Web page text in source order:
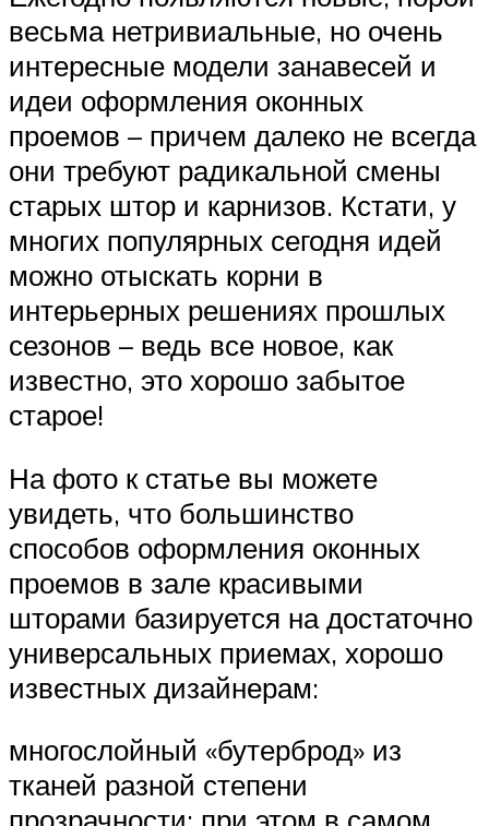
весьма нетривиальные, но очень
интересные модели занавесей и
идеи оформления оконных
проемов – причем далеко не всегда
они требуют радикальной смены
старых штор и карнизов. Кстати, у
многих популярных сегодня идей
можно отыскать корни в
интерьерных решениях прошлых
сезонов – ведь все новое, как
известно, это хорошо забытое
старое!
На фото к статье вы можете
увидеть, что большинство
способов оформления оконных
проемов в зале красивыми
шторами базируется на достаточно
универсальных приемах, хорошо
известных дизайнерам:
многослойный «бутерброд» из
тканей разной степени